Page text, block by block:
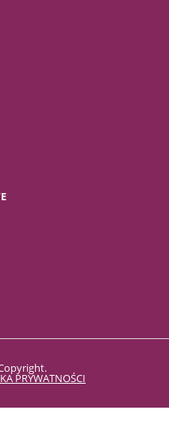
PRYWATNOŚCI